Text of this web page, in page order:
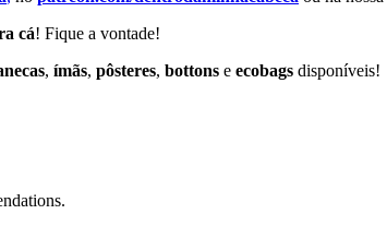
cá! Fique a vontade!
, ímãs, pôsteres, bottons e ecobags disponíveis!